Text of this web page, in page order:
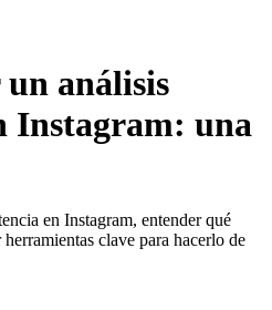
análisis
Instagram: una
en Instagram, entender qué
clave para hacerlo de